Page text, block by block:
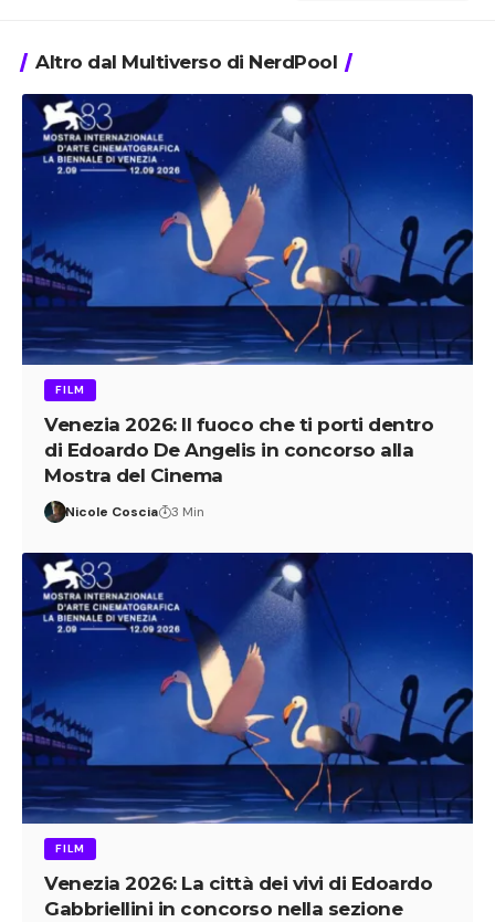
Altro dal Multiverso di NerdPool
FILM
Venezia 2026: Il fuoco che ti porti dentro
di Edoardo De Angelis in concorso alla
Mostra del Cinema
Nicole Coscia 3 Min
FILM
Venezia 2026: La città dei vivi di Edoardo
Gabbriellini in concorso nella sezione